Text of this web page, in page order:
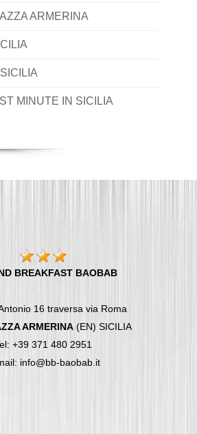
ARMERINA
MINUTE IN SICILIA
BREAKFAST BAOBAB
16 traversa via Roma
ARMERINA(EN) SICILIA
+39 371 480 2951
info@bb-baobab.it